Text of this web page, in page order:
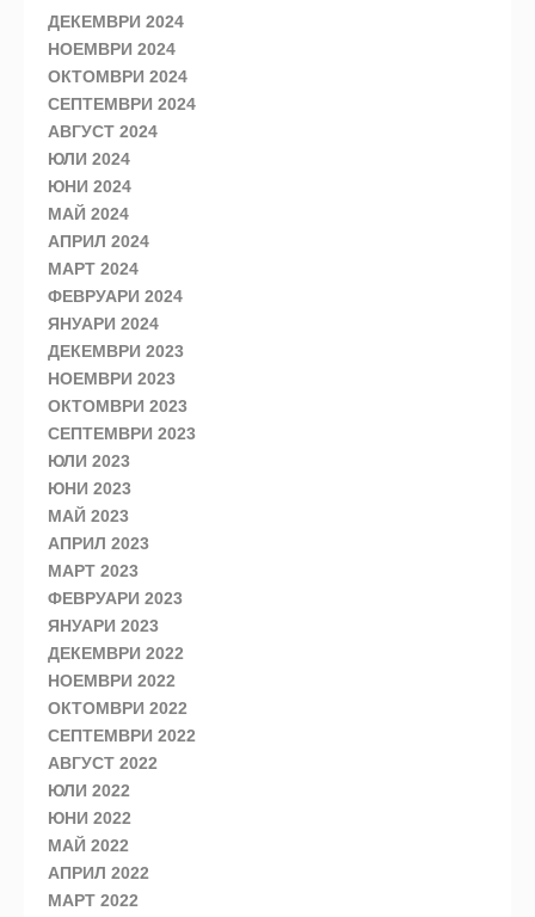
ДЕКЕМВРИ 2024
НОЕМВРИ 2024
ОКТОМВРИ 2024
СЕПТЕМВРИ 2024
АВГУСТ 2024
ЮЛИ 2024
ЮНИ 2024
МАЙ 2024
АПРИЛ 2024
МАРТ 2024
ФЕВРУАРИ 2024
ЯНУАРИ 2024
ДЕКЕМВРИ 2023
НОЕМВРИ 2023
ОКТОМВРИ 2023
СЕПТЕМВРИ 2023
ЮЛИ 2023
ЮНИ 2023
МАЙ 2023
АПРИЛ 2023
МАРТ 2023
ФЕВРУАРИ 2023
ЯНУАРИ 2023
ДЕКЕМВРИ 2022
НОЕМВРИ 2022
ОКТОМВРИ 2022
СЕПТЕМВРИ 2022
АВГУСТ 2022
ЮЛИ 2022
ЮНИ 2022
МАЙ 2022
АПРИЛ 2022
МАРТ 2022